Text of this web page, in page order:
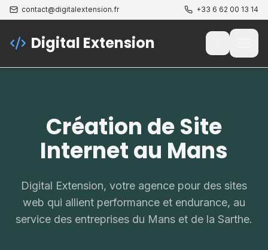
contact@digitalextension.fr +33 6 62 00 13 14
Digital Extension Passer au
Création de Site
Internet au Mans
Digital Extension, votre agence pour des sites
web qui allient performance et endurance, au
service des entreprises du Mans et de la Sarthe.